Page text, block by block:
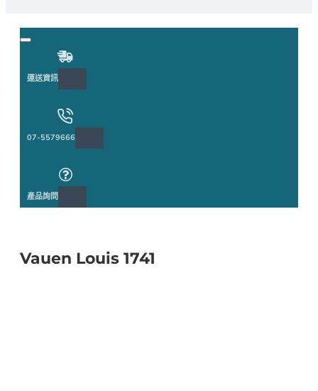
運送資訊
07-5579666
產品詢問
Vauen Louis 1741